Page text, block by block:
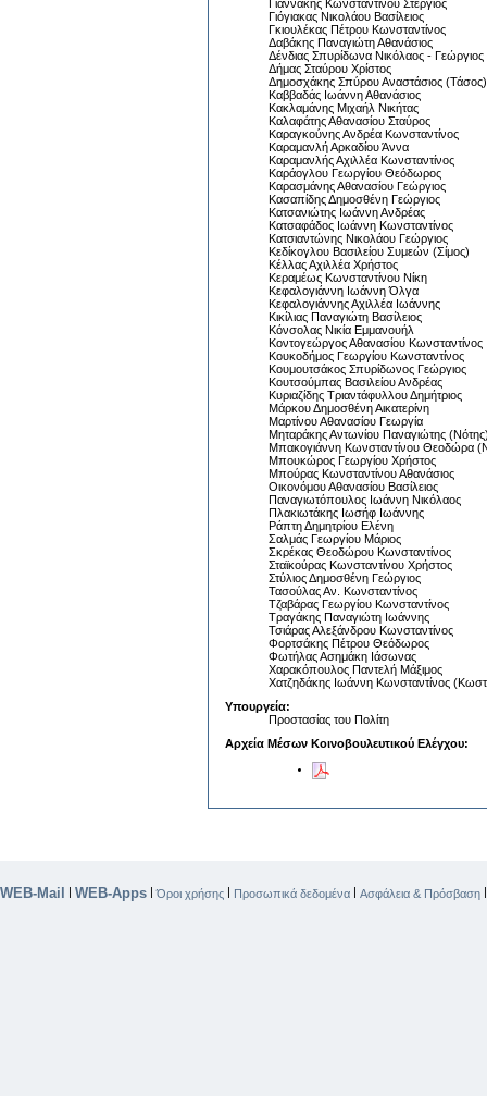
Γιαννάκης Κωνσταντίνου Στέργιος
Γιόγιακας Νικολάου Βασίλειος
Γκιουλέκας Πέτρου Κωνσταντίνος
Δαβάκης Παναγιώτη Αθανάσιος
Δένδιας Σπυρίδωνα Νικόλαος - Γεώργιος
Δήμας Σταύρου Χρίστος
Δημοσχάκης Σπύρου Αναστάσιος (Τάσος)
Καββαδάς Ιωάννη Αθανάσιος
Κακλαμάνης Μιχαήλ Νικήτας
Καλαφάτης Αθανασίου Σταύρος
Καραγκούνης Ανδρέα Κωνσταντίνος
Καραμανλή Αρκαδίου Άννα
Καραμανλής Αχιλλέα Κωνσταντίνος
Καράογλου Γεωργίου Θεόδωρος
Καρασμάνης Αθανασίου Γεώργιος
Κασαπίδης Δημοσθένη Γεώργιος
Κατσανιώτης Ιωάννη Ανδρέας
Κατσαφάδος Ιωάννη Κωνσταντίνος
Κατσιαντώνης Νικολάου Γεώργιος
Κεδίκογλου Βασιλείου Συμεών (Σίμος)
Κέλλας Αχιλλέα Χρήστος
Κεραμέως Κωνσταντίνου Νίκη
Κεφαλογιάννη Ιωάννη Όλγα
Κεφαλογιάννης Αχιλλέα Ιωάννης
Κικίλιας Παναγιώτη Βασίλειος
Κόνσολας Νικία Εμμανουήλ
Κοντογεώργος Αθανασίου Κωνσταντίνος
Κουκοδήμος Γεωργίου Κωνσταντίνος
Κουμουτσάκος Σπυρίδωνος Γεώργιος
Κουτσούμπας Βασιλείου Ανδρέας
Κυριαζίδης Τριαντάφυλλου Δημήτριος
Μάρκου Δημοσθένη Αικατερίνη
Μαρτίνου Αθανασίου Γεωργία
Μηταράκης Αντωνίου Παναγιώτης
Μπακογιάννη Κωνσταντίνου Θεοδώρα
Μπουκώρος Γεωργίου Χρήστος
Μπούρας Κωνσταντίνου Αθανάσιος
Οικονόμου Αθανασίου Βασίλειος
Παναγιωτόπουλος Ιωάννη Νικόλαος
Πλακιωτάκης Ιωσήφ Ιωάννης
Ράπτη Δημητρίου Ελένη
Σαλμάς Γεωργίου Μάριος
Σκρέκας Θεοδώρου Κωνσταντίνος
Σταϊκούρας Κωνσταντίνου Χρήστος
Στύλιος Δημοσθένη Γεώργιος
Τασούλας Αν. Κωνσταντίνος
Τζαβάρας Γεωργίου Κωνσταντίνος
Τραγάκης Παναγιώτη Ιωάννης
Τσιάρας Αλεξάνδρου Κωνσταντίνος
Φορτσάκης Πέτρου Θεόδωρος
Φωτήλας Ασημάκη Ιάσωνας
Χαρακόπουλος Παντελή Μάξιμος
Χατζηδάκης Ιωάννη Κωνσταντίνος
Υπουργεία:
Προστασίας του Πολίτη
Αρχεία Μέσων Κοινοβουλευτικού Ελέγχου:
WEB-Mail WEB-Apps |Όροι χρήσης Προσωπικά δεδομένα Ασφάλεια & Πρόσβαση